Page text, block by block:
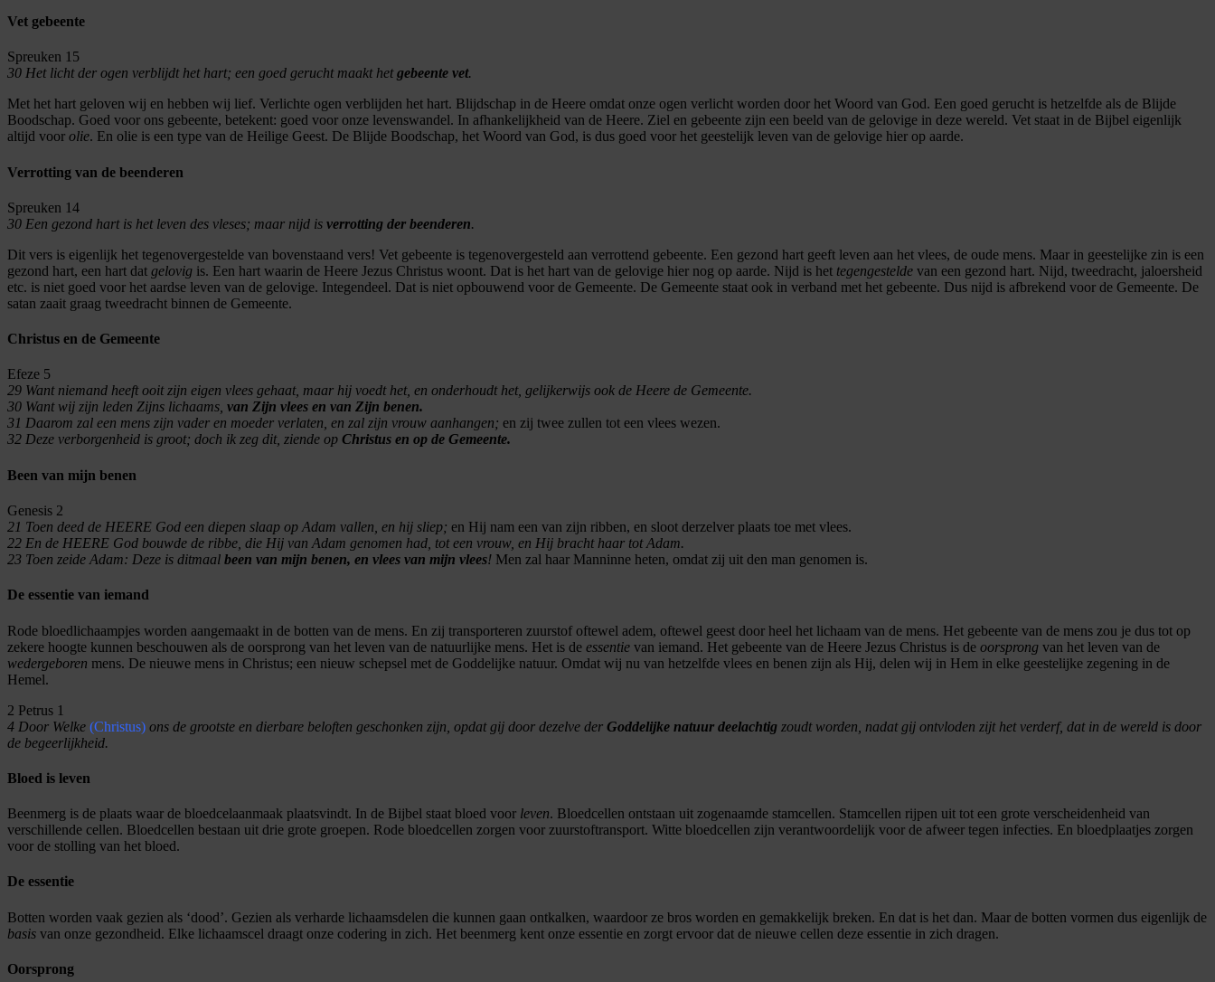
Vet gebeente
Spreuken 15
30 Het licht der ogen verblijdt het hart; een goed gerucht maakt hetgebeente vet.
Met het hart geloven wij en hebben wij lief. Verlichte ogen verblijden het hart. Blijdschap in de Heere omdat onze ogen verlicht worden door het Woord van God. Een goed gerucht is hetzelfde als de Blijde
Boodschap. Goed voor ons gebeente, betekent: goed voor onze levenswandel. In afhankelijkheid van de Heere. Ziel en gebeente zijn een beeld van de gelovige in deze wereld. Vet staat in de Bijbel eigenlijk
altijd voor olie. En olie is een type van de Heilige Geest. De Blijde Boodschap, het Woord van God, is dus goed voor het geestelijk leven van de gelovige hier op aarde.
Verrotting van de beenderen
Spreuken 14
30 Een gezond hart is het leven des vleses; maar nijd is verrotting der beenderen.
Dit vers is eigenlijk het tegenovergestelde van bovenstaand vers! Vet gebeente is tegenovergesteld aan verrottend gebeente. Een gezond hart geeft leven aan het vlees, de oude mens. Maar in geestelijke zin is een
gezond hart, een hart dat gelovig is. Een hart waarin de Heere Jezus Christus woont. Dat is het hart van de gelovige hier nog op aarde. Nijd is het tegengestelde van een gezond hart. Nijd, tweedracht, jaloersheid
etc. is niet goed voor het aardse leven van de gelovige. Integendeel. Dat is niet opbouwend voor de Gemeente. De Gemeente staat ook in verband met het gebeente. Dus nijd is afbrekend voor de Gemeente. De
satan zaait graag tweedracht binnen de Gemeente.
Christus en de Gemeente
Efeze 5
29 Want niemand heeft ooit zijn eigen vlees gehaat, maar hij voedt het, en onderhoudt het, gelijkerwijs ook de Heere de Gemeente.
30 Want wij zijn leden Zijns lichaams, van Zijn vlees en van Zijn benen.
31 Daarom zal een mens zijn vader en moeder verlaten, en zal zijn vrouw aanhangen; en zij twee zullen tot een vlees wezen.
32 Deze verborgenheid is groot; doch ik zeg dit, ziende op Christus en op de Gemeente.
Been van mijn benen
Genesis 2
21 Toen deed de HEERE God een diepen slaap op Adam vallen, en hij sliep; en Hij nam een van zijn ribben, en sloot derzelver plaats toe met vlees.
22 En de HEERE God bouwde de ribbe, die Hij van Adam genomen had, tot een vrouw, en Hij bracht haar tot Adam.
23 Toen zeide Adam: Deze is ditmaal been van mijn benen, en vlees van mijn vlees! Men zal haar Manninne heten, omdat zij uit den man genomen is.
De essentie van iemand
Rode bloedlichaampjes worden aangemaakt in de botten van de mens. En zij transporteren zuurstof oftewel adem, oftewel geest door heel het lichaam van de mens. Het gebeente van de mens zou je dus tot op
zekere hoogte kunnen beschouwen als de oorsprong van het leven van de natuurlijke mens. Het is de essentie van iemand. Het gebeente van de Heere Jezus Christus is de oorsprong van het leven van de
wedergeboren mens. De nieuwe mens in Christus; een nieuw schepsel met de Goddelijke natuur. Omdat wij nu van hetzelfde vlees en benen zijn als Hij, delen wij in Hem in elke geestelijke zegening in de
Hemel.
2 Petrus 1
4 Door Welke (Christus) ons de grootste en dierbare beloften geschonken zijn, opdat gij door dezelve der Goddelijke natuur deelachtig zoudt worden, nadat gij ontvloden zijt het verderf, dat in de wereld is door
de begeerlijkheid.
Bloed is leven
Beenmerg is de plaats waar de bloedcelaanmaak plaatsvindt. In de Bijbel staat bloed voor leven. Bloedcellen ontstaan uit zogenaamde stamcellen. Stamcellen rijpen uit tot een grote verscheidenheid van
verschillende cellen. Bloedcellen bestaan uit drie grote groepen. Rode bloedcellen zorgen voor zuurstoftransport. Witte bloedcellen zijn verantwoordelijk voor de afweer tegen infecties. En bloedplaatjes zorgen
voor de stolling van het bloed.
De essentie
Botten worden vaak gezien als ‘dood’. Gezien als verharde lichaamsdelen die kunnen gaan ontkalken, waardoor ze bros worden en gemakkelijk breken. En dat is het dan. Maar de botten vormen dus eigenlijk de
basis van onze gezondheid. Elke lichaamscel draagt onze codering in zich. Het beenmerg kent onze essentie en zorgt ervoor dat de nieuwe cellen deze essentie in zich dragen.
Oorsprong